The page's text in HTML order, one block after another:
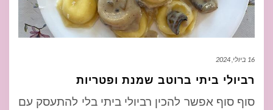
16 ביולי, 2024
רביולי ביתי ברוטב שמנת ופטריות
סוף סוף אפשר להכין רביולי ביתי בלי להתעסק עם